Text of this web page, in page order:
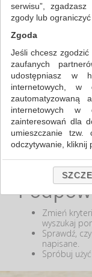
FILTRY
Zakres cenowy
MIN:
MAX:
ODZNACZ
Nie
lub podana
Zmień
wyszukaj
Sprawdź,
napisane.
Spróbuj
serwisu”,
zgody lub ograniczyć
Zgoda
Jeśli chcesz
zaufanych
udostępniasz w
internetowych, w
zautomatyzowaną
internetowych w
zainteresowań dla
umieszczanie
odczytywanie, kliknij
Jeśli nie chcesz
„Szczegóły”,
zrobić . Te same
naszą polityką
W przypadku
wcześniejsza
konta. Każda
dowolnym momencie